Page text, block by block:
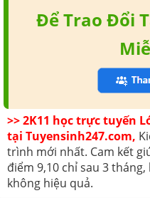
Để Trao Đổi
>> 2K11 học trực tuyến
tại Tuyensinh247.com,
trình mới nhất. Cam kết
điểm 9,10 chỉ sau 3
không hiệu quả.